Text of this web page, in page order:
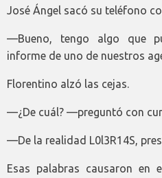
José Ángel sacó su teléfono
—Bueno, tengo algo que
informe de uno de nuestros
Florentino alzó las cejas.
—¿De cuál? —preguntó con
—De la realidad L0l3R14S,
Esas palabras causaron en